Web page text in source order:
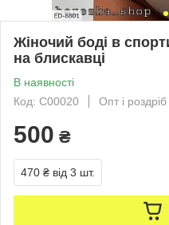
Жіночий боді в
на блискавці
В наявності
Код: С00020
Опт і роздріб
500 ₴
470 ₴ від 3 шт.